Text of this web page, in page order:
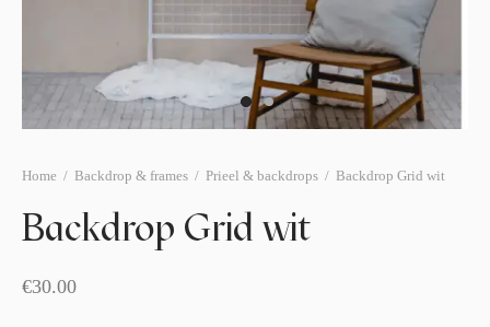
Home / Backdrop & frames / Prieel & backdrops / Backdrop Grid wit
Backdrop Grid wit
€30.00
& sweettable